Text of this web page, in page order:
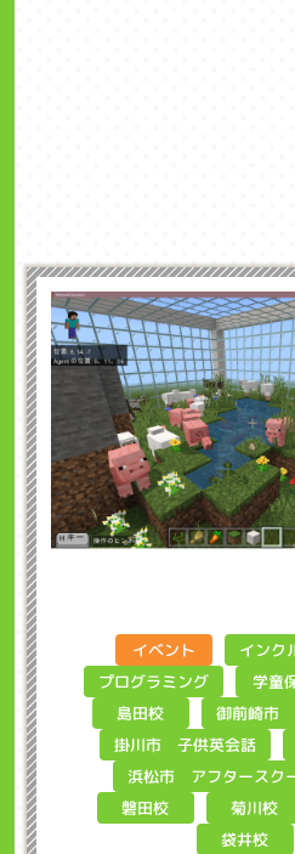
イベント インク
プログラミング 学童
島田校 御前崎市
掛川市 子供英会話
浜松市 アフタースク
磐田校 菊川校
袋井校